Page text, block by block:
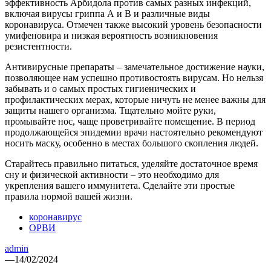
эффективность Арбидола против самых разных инфекций,
включая вирусы гриппа А и В и различные виды
коронавируса. Отмечен также высокий уровень безопасности
умифеновира и низкая вероятность возникновения
резистентности.
Антивирусные препараты – замечательное достижение науки,
позволяющее нам успешно противостоять вирусам. Но нельзя
забывать и о самых простых гигиенических и
профилактических мерах, которые ничуть не менее важны для
защиты нашего организма. Тщательно мойте руки,
промывайте нос, чаще проветривайте помещение. В период
продолжающейся эпидемии врачи настоятельно рекомендуют
носить маску, особенно в местах большого скопления людей.
Старайтесь правильно питаться, уделяйте достаточное время
сну и физической активности – это необходимо для
укрепления вашего иммунитета. Сделайте эти простые
правила нормой вашей жизни.
коронавирус
ОРВИ
admin
—14/02/2024